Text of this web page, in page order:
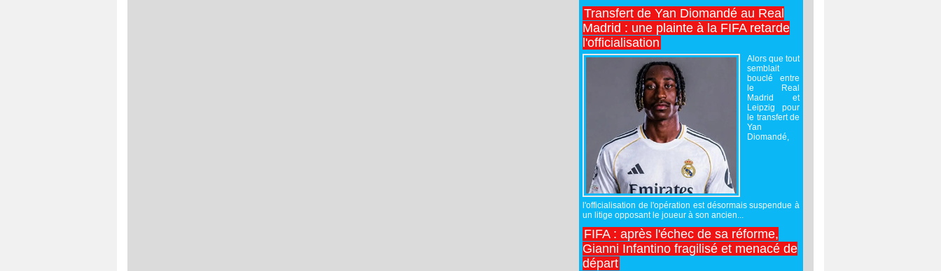
Transfert de Yan Diomandé au Real
Madrid : une plainte à la FIFA retarde
l'officialisation
Alors que tout
semblait
bouclé entre
le Real
Madrid et
Leipzig pour
le transfert de
Yan
Diomandé,
l'officialisation de l'opération est désormais suspendue à
un litige opposant le joueur à son ancien...
FIFA : après l'échec de sa réforme,
Gianni Infantino fragilisé et menacé de
départ